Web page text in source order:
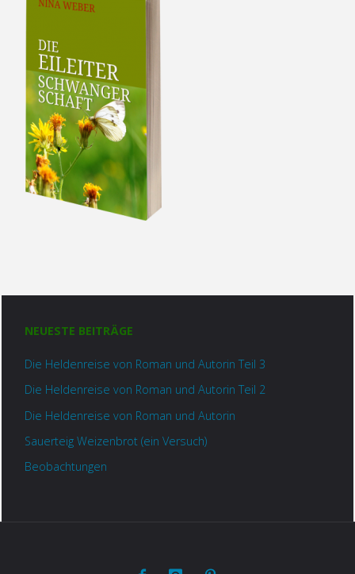
NEUESTE BEITRÄGE
Die Heldenreise von Roman und Autorin Teil 3
Die Heldenreise von Roman und Autorin Teil 2
Die Heldenreise von Roman und Autorin
Sauerteig Weizenbrot (ein Versuch)
Beobachtungen